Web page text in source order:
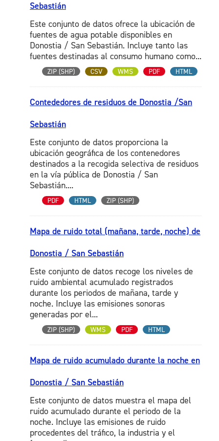
Sebastián
Este conjunto de datos ofrece la ubicación de
fuentes de agua potable disponibles en
Donostia / San Sebastián. Incluye tanto las
fuentes destinadas al consumo humano como...
ZIP (SHP) CSV WMS PDF HTML
Contededores de residuos de Donostia /San
Sebastián
Este conjunto de datos proporciona la
ubicación geográfica de los contenedores
destinados a la recogida selectiva de residuos
en la vía pública de Donostia / San
Sebastián....
PDF HTML ZIP (SHP)
Mapa de ruido total (mañana, tarde, noche) de
Donostia / San Sebastián
Este conjunto de datos recoge los niveles de
ruido ambiental acumulado registrados
durante los periodos de mañana, tarde y
noche. Incluye las emisiones sonoras
generadas por el...
ZIP (SHP) WMS PDF HTML
Mapa de ruido acumulado durante la noche en
Donostia / San Sebastián
Este conjunto de datos muestra el mapa del
ruido acumulado durante el periodo de la
noche. Incluye las emisiones de ruido
procedentes del tráfico, la industria y el